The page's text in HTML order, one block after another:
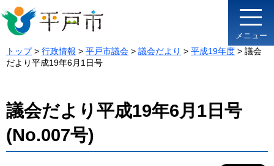
メニュー
トップ> 行政情報 > 平戸市議会 > 議会だより > 平成19年度 > 議会
だより平成19年6月1日号
議会だより平成19年6月1日号
(No.007号)